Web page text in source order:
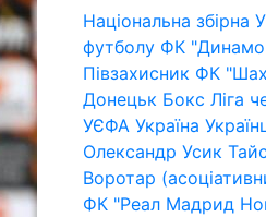
Національна збірна
футболу ФК
Півзахисник ФК
Донецьк Бокс Ліга
УЄФА Україна
Олександр Усик
Воротар
ФК "Реал Мадрид